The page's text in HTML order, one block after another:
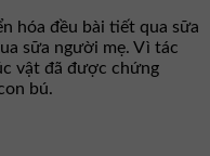
hóa đều bài tiết qua sữa
sữa người mẹ. Vì tác
vật đã được chứng
bú.